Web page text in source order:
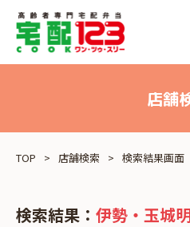
店舗
TOP 店舗検索 検索結果画面
検索結果： 伊勢・玉城